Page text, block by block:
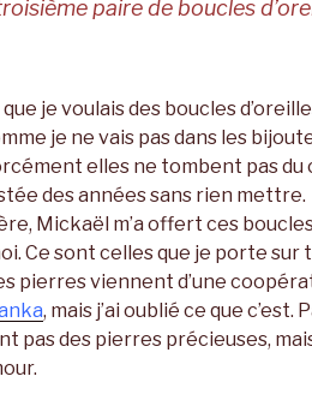
paire de boucles
je voulais des boucles
je ne vais pas dans les
elles ne tombent pas du
des années sans rien mettre.
Mickaël m’a offert ces boucles
Ce sont celles que je porte sur
pierres viennent d’une
, mais j’ai oublié ce que c’est.
pas des pierres précieuses,